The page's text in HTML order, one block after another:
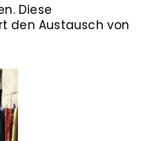
Diese
den Austausch von